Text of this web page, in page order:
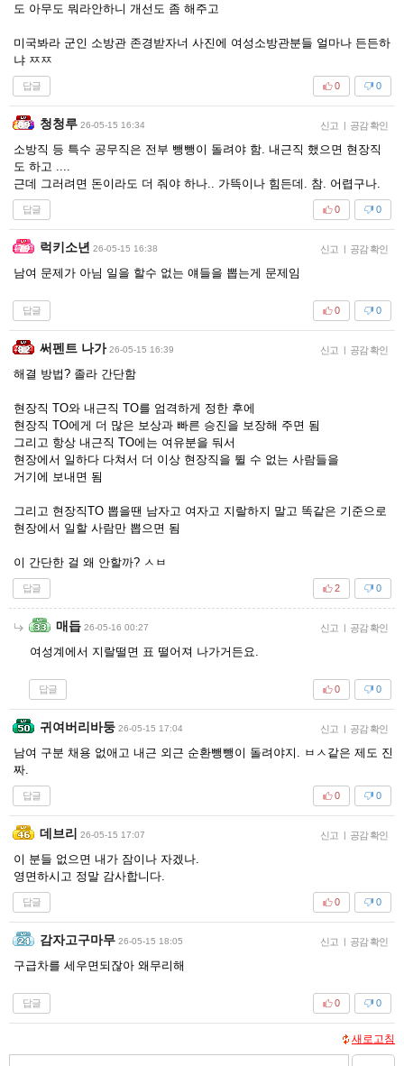
도 아무도 뭐라안하니 개선도 좀 해주고
미국봐라 군인 소방관 존경받자너 사진에 여성소방관분들 얼마나 든든하
냐 ㅉㅉ
답글 0
0
청청루 26-05-15 16:34 신고 | 공감 확인
소방직 등 특수 공무직은 전부 뺑뺑이 돌려야 함. 내근직 했으면 현장직
도 하고 ....
근데 그러려면 돈이라도 더 줘야 하나.. 가뜩이나 힘든데. 참. 어렵구나.
답글 0
0
럭키소년 26-05-15 16:38 신고 | 공감 확인
남여 문제가 아님 일을 할수 없는 얘들을 뽑는게 문제임
답글 0
0
써펜트 나가 26-05-15 16:39 신고 | 공감 확인
해결 방법? 졸라 간단함
현장직 TO와 내근직 TO를 엄격하게 정한 후에
현장직 TO에게 더 많은 보상과 빠른 승진을 보장해 주면 됨
그리고 항상 내근직 TO에는 여유분을 둬서
현장에서 일하다 다쳐서 더 이상 현장직을 뛸 수 없는 사람들을
거기에 보내면 됨
그리고 현장직TO 뽑을땐 남자고 여자고 지랄하지 말고 똑같은 기준으로
현장에서 일할 사람만 뽑으면 됨
이 간단한 걸 왜 안할까? ㅅㅂ
답글 0
2
매듭 26-05-16 00:27 신고 | 공감 확인
여성계에서 지랄떨면 표 떨어져 나가거든요.
답글 0
0
귀여버리바둥 26-05-15 17:04 신고 | 공감 확인
남여 구분 채용 없애고 내근 외근 순환뺑뺑이 돌려야지. ㅂㅅ같은 제도 진
짜.
답글 0
0
데브리 26-05-15 17:07 신고 | 공감 확인
이 분들 없으면 내가 잠이나 자겠나.
영면하시고 정말 감사합니다.
답글 0
0
감자고구마무 26-05-15 18:05 신고 | 공감 확인
구급차를 세우면되잖아 왜무리해
답글 0
0
새로고침